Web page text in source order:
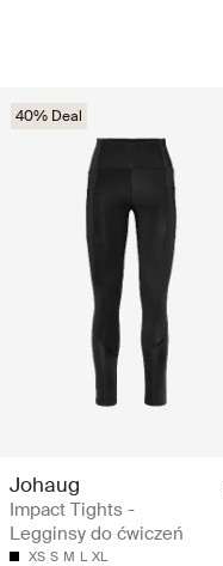
40% Deal
Johaug
Impact Tights -
Legginsy do ćwiczeń
XS S M L XL